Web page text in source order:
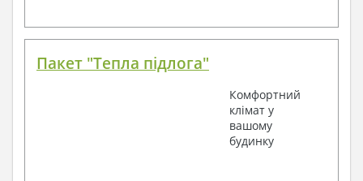
Пакет "Тепла підлога"
Комфортний
клімат у
вашому
будинку